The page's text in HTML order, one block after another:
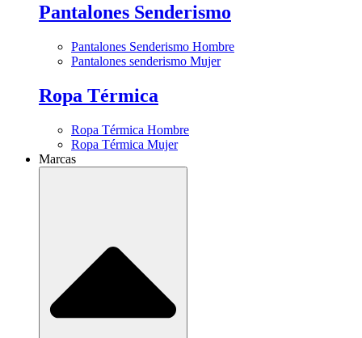
Pantalones Senderismo
Pantalones Senderismo Hombre
Pantalones senderismo Mujer
Ropa Térmica
Ropa Térmica Hombre
Ropa Térmica Mujer
Marcas